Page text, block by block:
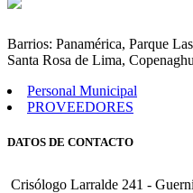
Barrios: Panamérica, Parque
Santa Rosa de Lima,
Personal Municipal
PROVEEDORES
DATOS DE CONTACTO
Crisólogo Larralde 241 -